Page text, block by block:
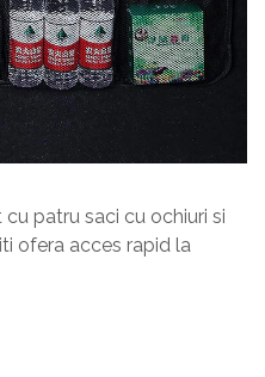
cu patru saci cu ochiuri si
ofera acces rapid la